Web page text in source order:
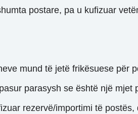
postare, pa u kufizuar
mund të jetë frikësuese për
parasysh se është një mjet
rezervë/importimi të